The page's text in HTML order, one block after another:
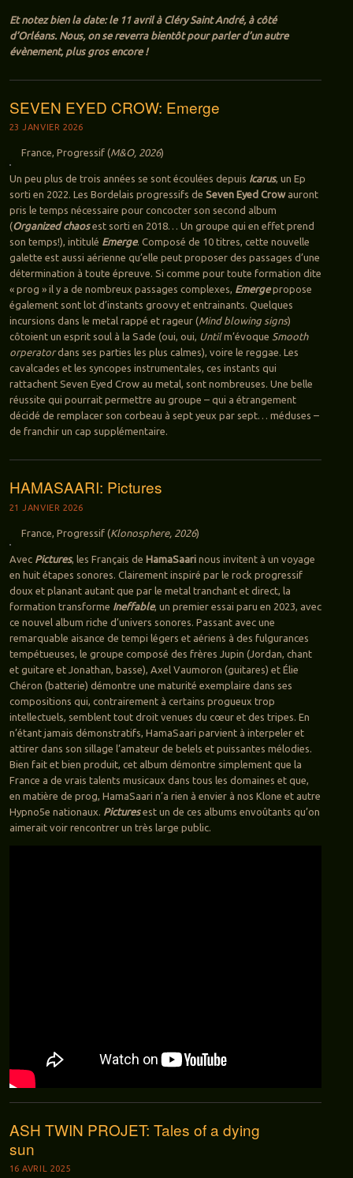
Et notez bien la date: le 11 avril à Cléry Saint André, à côté
d’Orléans. Nous, on se reverra bientôt pour parler d’un autre
évènement, plus gros encore !
SEVEN EYED CROW: Emerge
23 JANVIER 2026
France, Progressif (M&O, 2026)
Un peu plus de trois années se sont écoulées depuis Icarus, un Ep
sorti en 2022. Les Bordelais progressifs de Seven Eyed Crowauront
pris le temps nécessaire pour concocter son second album
(Organized chaosest sorti en 2018… Un groupe qui en effet prend
son temps!), intitulé Emerge. Composé de 10 titres, cette nouvelle
galette est aussi aérienne qu’elle peut proposer des passages d’une
détermination à toute épreuve. Si comme pour toute formation dite
« prog » il y a de nombreux passages complexes, Emergepropose
également sont lot d’instants groovy et entrainants. Quelques
incursions dans le metal rappé et rageur (Mind blowing signs)
côtoient un esprit soul à la Sade (oui, oui, Untilm’évoque Smooth
orperatordans ses parties les plus calmes), voire le reggae. Les
cavalcades et les syncopes instrumentales, ces instants qui
rattachent Seven Eyed Crow au metal, sont nombreuses. Une belle
réussite qui pourrait permettre au groupe – qui a étrangement
décidé de remplacer son corbeau à sept yeux par sept… méduses –
de franchir un cap supplémentaire.
HAMASAARI: Pictures
21 JANVIER 2026
France, Progressif (Klonosphere, 2026)
Avec Pictures, les Français de HamaSaari nous invitent à un voyage
en huit étapes sonores. Clairement inspiré par le rock progressif
doux et planant autant que par le metal tranchant et direct, la
formation transforme Ineffable, un premier essai paru en 2023, avec
ce nouvel album riche d’univers sonores. Passant avec une
remarquable aisance de tempi légers et aériens à des fulgurances
tempétueuses, le groupe composé des frères Jupin (Jordan, chant
et guitare et Jonathan, basse), Axel Vaumoron (guitares) et Élie
Chéron (batterie) démontre une maturité exemplaire dans ses
compositions qui, contrairement à certains progueux trop
intellectuels, semblent tout droit venues du cœur et des tripes. En
n’étant jamais démonstratifs, HamaSaari parvient à interpeler et
attirer dans son sillage l’amateur de belels et puissantes mélodies.
Bien fait et bien produit, cet album démontre simplement que la
France a de vrais talents musicaux dans tous les domaines et que,
en matière de prog, HamaSaari n’a rien à envier à nos Klone et autre
Hypno5e nationaux. Picturesest un de ces albums envoûtants qu’on
aimerait voir rencontrer un très large public.
ASH TWIN PROJET: Tales of a dying
sun
16 AVRIL 2025